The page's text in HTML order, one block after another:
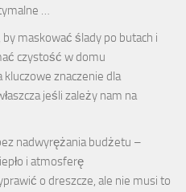
…
by maskować ślady po butach i
czystość w domu
kluczowe znaczenie dla
jeśli zależy nam na
nadwyrężania budżetu –
i atmosferę
o dreszcze, ale nie musi to